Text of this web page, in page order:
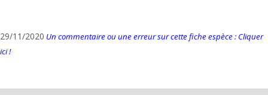
29/11/2020 Un commentaire ou une erreur sur cette fiche espèce : Cliquer
ici !